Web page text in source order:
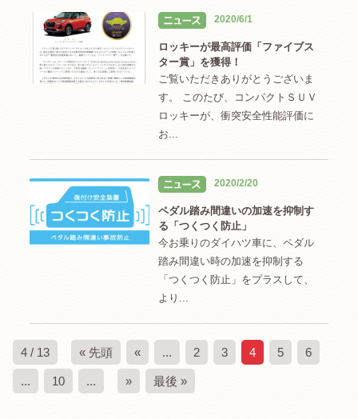
2020/6/1
ロッキーが最高評価「ファイブス
ター賞」を獲得！
ご覧いただきありがとうございま
す。 このたび、コンパクトＳＵＶ
ロッキーが、衝突安全性能評価に
お...
2020/2/20
ペダル踏み間違いの加速を抑制す
る「つくつく防止」
今お乗りのダイハツ車に、ペダル
踏み間違い時の加速を抑制する
「つくつく防止」をプラスして、
より...
4 / 13 « 先頭 « ... 2 3 4 5 6
... 10 ... » 最後 »